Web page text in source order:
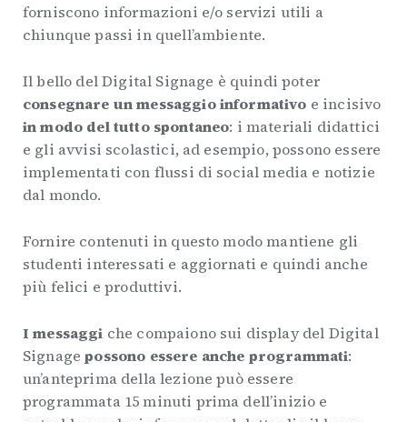
forniscono informazioni e/o servizi utili a
chiunque passi in quell’ambiente.
Il bello del Digital Signage è quindi poter
consegnare un messaggio informativo e incisivo
in modo del tutto spontaneo: i materiali didattici
e gli avvisi scolastici, ad esempio, possono essere
implementati con flussi di social media e notizie
dal mondo.
Fornire contenuti in questo modo mantiene gli
studenti interessati e aggiornati e quindi anche
più felici e produttivi.
I messaggi che compaiono sui display del Digital
Signagepossono essere anche programmati:
un’anteprima della lezione può essere
programmata 15 minuti prima dell’inizio e